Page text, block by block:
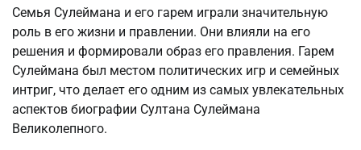
Семья Сулеймана и его гарем играли значительную
роль в его жизни и правлении. Они влияли на его
решения и формировали образ его правления. Гарем
Сулеймана был местом политических игр и семейных
интриг, что делает его одним из самых увлекательных
аспектов биографии Султана Сулеймана
Великолепного.